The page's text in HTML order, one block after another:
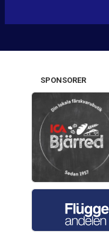
SPONSORER